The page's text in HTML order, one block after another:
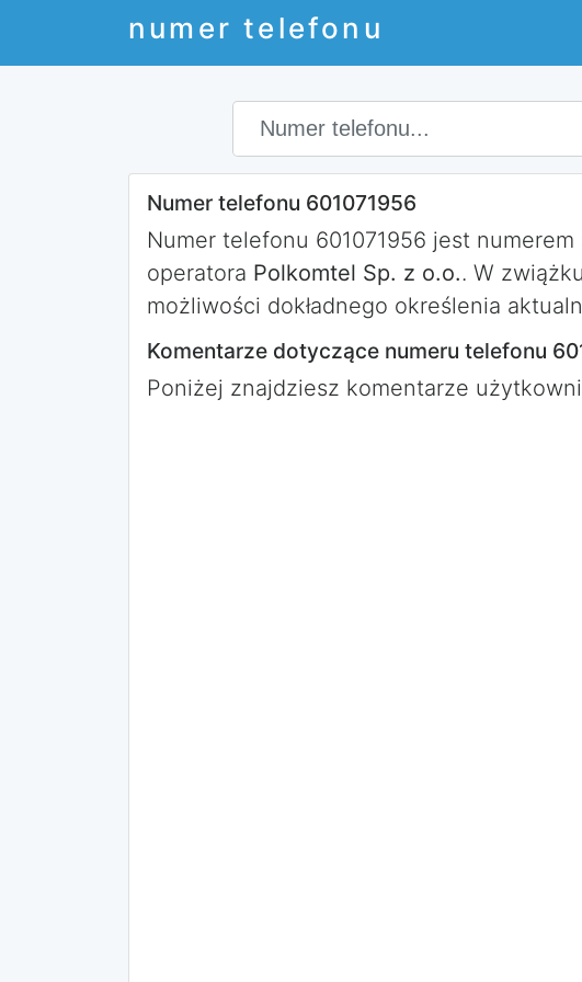
numer telefonu
Numer telefonu 601071956
Numer telefonu 601071956 jest
operatora Polkomtel Sp. z o.o.. W
możliwości dokładnego określenia
Komentarze dotyczące numeru telefonu
Poniżej znajdziesz komentarze